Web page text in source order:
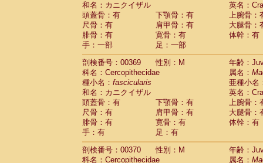
和名：カニクイザル
英名：
頭蓋骨：有
下顎骨：有
上腕骨：
尺骨：有
肩甲骨：有
大腿骨：
腓骨：有
寛骨：有
体幹：有
手：一部
足：一部
剖検番号：00369
性別：M
年齢：
科名：Cercopithecidae
属名：
種小名： fascicularis
亜種小名
和名：カニクイザル
英名：
頭蓋骨：有
下顎骨：有
上腕骨：
尺骨：有
肩甲骨：有
大腿骨：
腓骨：有
寛骨：有
体幹：有
手：有
足：有
剖検番号：00370
性別：M
年齢：
科名：Cercopithecidae
属名：